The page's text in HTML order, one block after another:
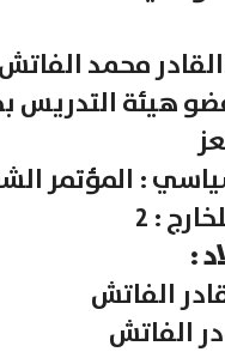
محمد الفاتش
هيئة التدريس
: المؤتمر
: 2
:
الفاتش
الفاتش